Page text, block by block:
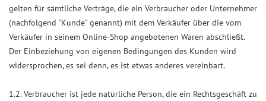
gelten für sämtliche Verträge, die ein Verbraucher oder Unternehmer
(nachfolgend "Kunde" genannt) mit dem Verkäufer über die vom
Verkäufer in seinem Online-Shop angebotenen Waren abschließt.
Der Einbeziehung von eigenen Bedingungen des Kunden wird
widersprochen, es sei denn, es ist etwas anderes vereinbart.
1.2. Verbraucher ist jede natürliche Person, die ein Rechtsgeschäft zu